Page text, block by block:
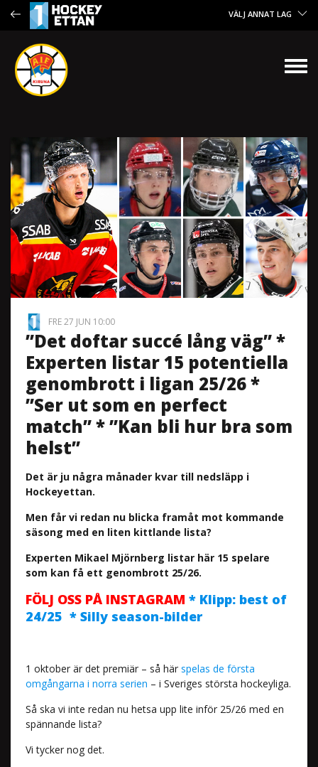
VÄLJ ANNAT LAG
FRE 27 JUN 10:00
”Det doftar succé lång väg” *
Experten listar 15 potentiella
genombrott i ligan 25/26 *
”Ser ut som en perfect
match” * ”Kan bli hur bra som
helst”
Det är ju några månader kvar till nedsläpp i
Hockeyettan.
Men får vi redan nu blicka framåt mot kommande
säsong med en liten kittlande lista?
Experten Mikael Mjörnberg listar här 15 spelare
som kan få ett genombrott 25/26.
FÖLJ OSS PÅ INSTAGRAM * Klipp: best of
24/25 * Silly season-bilder
1 oktober är det premiär – så här spelas de första
omgångarna i norra serien – i Sveriges största hockeyliga.
Så ska vi inte redan nu hetsa upp lite inför 25/26 med en
spännande lista?
Vi tycker nog det.